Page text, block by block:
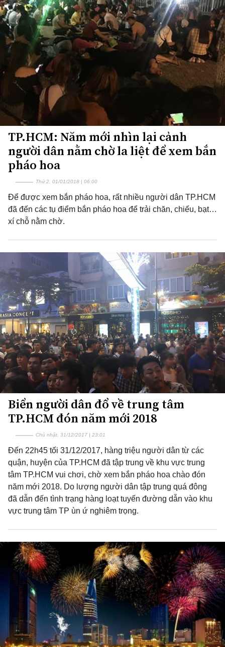
TP.HCM: Năm mới nhìn lại cảnh
người dân nằm chờ la liệt để xem bắn
pháo hoa
Thứ 2, 01/01/2018 | 06:00
Để được xem bắn pháo hoa, rất nhiều người dân TP.HCM
đã đến các tụ điểm bắn pháo hoa để trải chăn, chiếu, bạt…
xí chỗ nằm chờ.
Biển người dân đổ về trung tâm
TP.HCM đón năm mới 2018
Chủ nhật, 31/12/2017 | 23:01
Đến 22h45 tối 31/12/2017, hàng triệu người dân từ các
quận, huyện của TP.HCM đã tập trung về khu vực trung
tâm TP.HCM vui chơi, chờ xem bắn pháo hoa chào đón
năm mới 2018. Do lượng người dân tập trung quá đông
đã dẫn đến tình trạng hàng loạt tuyến đường dẫn vào khu
vực trung tâm TP ùn ứ nghiêm trọng.